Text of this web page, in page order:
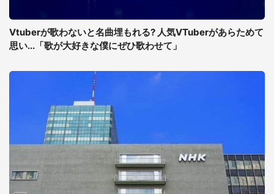
Vtuberが歌わないと名曲埋もれる? 人気VTuberがあらためて
思い...「歌が大好きな僕にぜひ歌わせて」